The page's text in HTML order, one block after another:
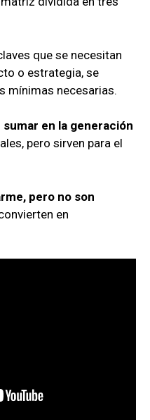
que se necesitan
o estrategia, se
mínimas necesarias.
en la generación
pero sirven para el
pero no son
en